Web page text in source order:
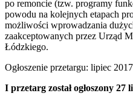
po remoncie (tzw. programy
powodu na kolejnych etapach
możliwości wprowadzania
zaakceptowanych przez Urząd
Łódzkiego.
Ogłoszenie przetargu: lipiec 2017
I przetarg został ogłoszony 27